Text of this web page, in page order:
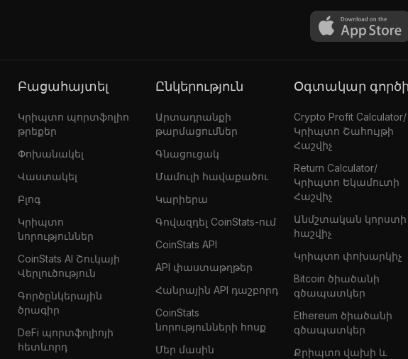
Բացահայտել
Կրիպտո պորտֆոլիո
թրեքեր
Փոխանակել
Վաստակել
Բլոգ
Կրիպտո
նորություններ
CoinStats AI Շուկայի
Վերլուծություն
Գործընկերային
ծրագիր
DeFi պորտֆոլիոյի
հետևորդ
Ընկերություն
Արտադրանքի
թարմացումներ
Գնացուցակ
Մամուլի հավաքածու
Կարիերա
Գովազդել CoinStats-ում
CoinStats API
API փաստաթղթեր
Հանրային API դաշբորդ
CoinStats
նորությունների հոսք
Մեր մասին
Օգտակար
Crypto Profit Calculator/
Կրիպտո Շահույթի
Հաշվիչ
Return Calculator/
Կրիպտո Եկամուտի
Հաշվիչ
Անմշտական կորստի
հաշվիչ
Կրիպտո փոխարկիչ
Bitcoin ծիածանի
գծապատկեր
Ethereum ծիածանի
գծապատկեր
Քրիպտո վախի և